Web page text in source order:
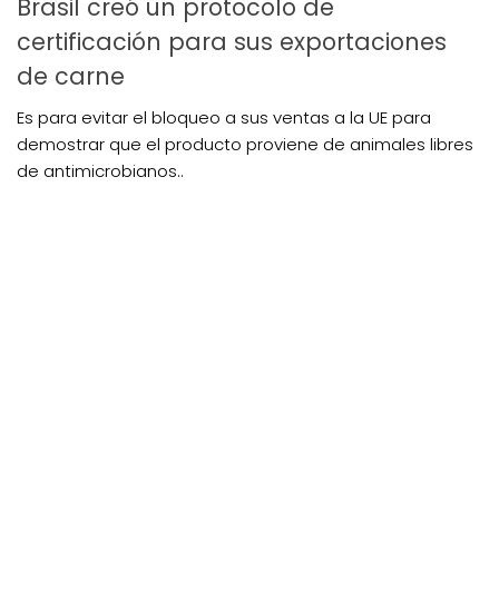
Brasil creó un protocolo de
certificación para sus exportaciones
de carne
Es para evitar el bloqueo a sus ventas a la UE para
demostrar que el producto proviene de animales libres
de antimicrobianos..